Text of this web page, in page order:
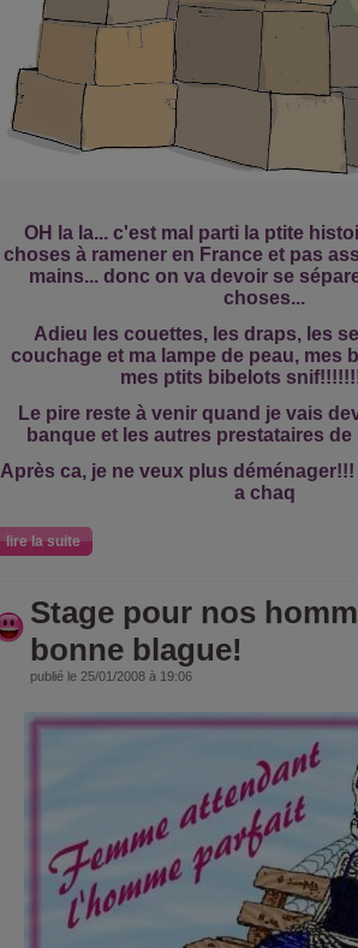
OH la la... c'est mal parti la ptite
choses à ramener en France et pas
mains... donc on va devoir se
choses...
Adieu les couettes, les draps, les
couchage et ma lampe de peau, mes
mes ptits bibelots
Le pire reste à venir quand je vais
banque et les autres prestataires
Après ca, je ne veux plus
a chaq
lire la suite
Stage pour nos
bonne blague!
publié le 25/01/2008 à 19:06